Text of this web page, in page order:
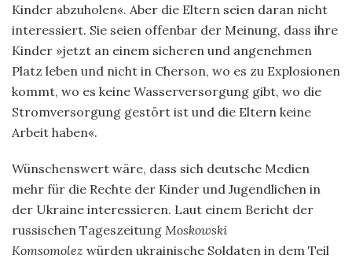
Kinder abzuholen«. Aber die Eltern seien daran nicht
interessiert. Sie seien offenbar der Meinung, dass ihre
Kinder »jetzt an einem sicheren und angenehmen
Platz leben und nicht in Cherson, wo es zu Explosionen
kommt, wo es keine Wasserversorgung gibt, wo die
Stromversorgung gestört ist und die Eltern keine
Arbeit haben«.
Wünschenswert wäre, dass sich deutsche Medien
mehr für die Rechte der Kinder und Jugendlichen in
der Ukraine interessieren. Laut einem Bericht der
russischen Tageszeitung Moskowski
Komsomolez würden ukrainische Soldaten in dem Teil